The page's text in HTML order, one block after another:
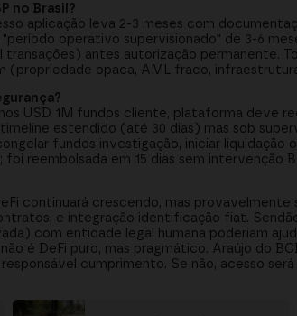
no Brasil?
aplicação leva 2-3 meses com
operativo supervisionado" de 3-6
antes autorização permanente.
(propriedade opaca, AML fraco,
USD 1M fundos cliente, plataforma deve
estendido (até 30 dias) mas sob
fundos investigação, iniciar liquidação
reembolsada em 15 dias sem intervenção
continuará crescendo, mas
e integração identificação fiat.
com entidade legal humana poderiam
é DeFi puro, mas pragmático. Araújo do
cumprimento. Se não, acesso será